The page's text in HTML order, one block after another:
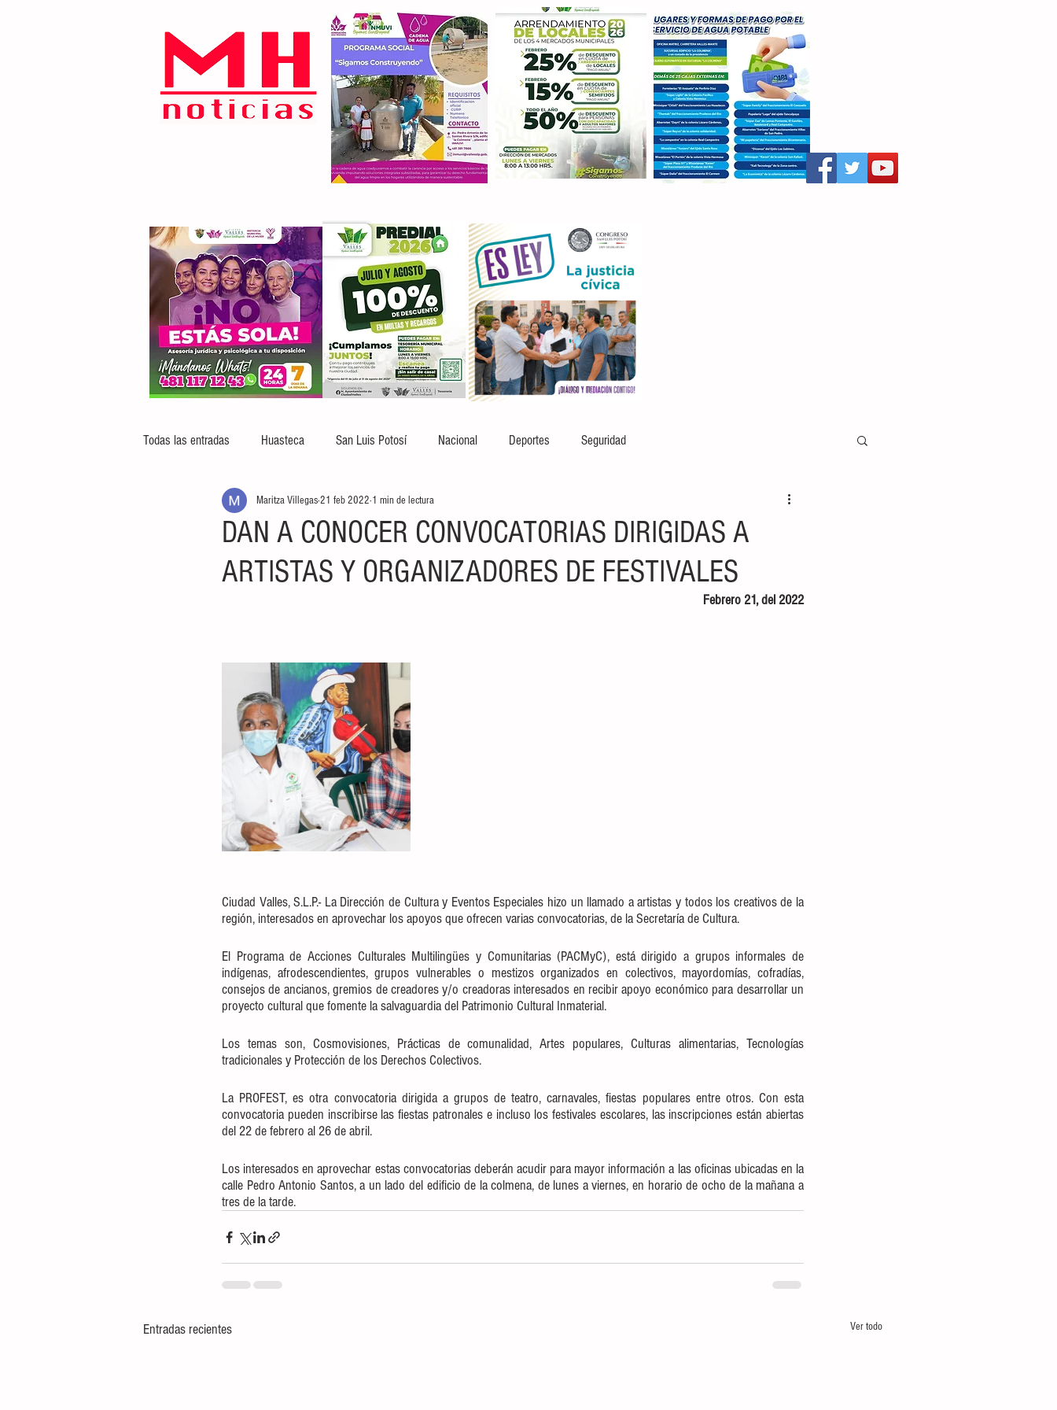
Todas las entradas Huasteca San Luis Potosí Nacional Deportes Seguridad
DAN A CONOCER CONVOCATORIAS DIRIGIDAS A
ARTISTAS Y ORGANIZADORES DE FESTIVALES
Maritza Villegas21 feb 2022 1 min de lectura
Febrero 21, del 2022
Ciudad Valles, S.L.P.- La Dirección de Cultura y Eventos Especiales hizo un llamado a artistas y todos los creativos de la
región, interesados en aprovechar los apoyos que ofrecen varias convocatorias, de la Secretaría de Cultura.
El Programa de Acciones Culturales Multilingües y Comunitarias (PACMyC), está dirigido a grupos informales de
indígenas, afrodescendientes, grupos vulnerables o mestizos organizados en colectivos, mayordomías, cofradías,
consejos de ancianos, gremios de creadores y/o creadoras interesados en recibir apoyo económico para desarrollar un
proyecto cultural que fomente la salvaguardia del Patrimonio Cultural Inmaterial.
Los temas son, Cosmovisiones, Prácticas de comunalidad, Artes populares, Culturas alimentarias, Tecnologías
tradicionales y Protección de los Derechos Colectivos.
La PROFEST, es otra convocatoria dirigida a grupos de teatro, carnavales, fiestas populares entre otros. Con esta
convocatoria pueden inscribirse las fiestas patronales e incluso los festivales escolares, las inscripciones están abiertas
del 22 de febrero al 26 de abril.
Los interesados en aprovechar estas convocatorias deberán acudir para mayor información a las oficinas ubicadas en la
calle Pedro Antonio Santos, a un lado del edificio de la colmena, de lunes a viernes, en horario de ocho de la mañana a
tres de la tarde.
Entradas recientes Ver todo